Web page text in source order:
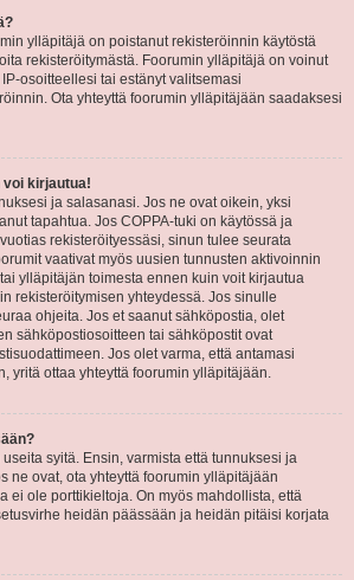
ylläpitäjä on poistanut rekisteröinnin käytöstä
rekisteröitymästä. Foorumin ylläpitäjä on voinut
osoitteellesi tai estänyt valitsemasi
Ota yhteyttä foorumin ylläpitäjään saadaksesi
voi kirjautua!
ja salasanasi. Jos ne ovat oikein, yksi
tapahtua. Jos COPPA-tuki on käytössä ja
rekisteröityessäsi, sinun tulee seurata
vaativat myös uusien tunnusten aktivoinnin
ylläpitäjän toimesta ennen kuin voit kirjautua
rekisteröitymisen yhteydessä. Jos sinulle
ohjeita. Jos et saanut sähköpostia, olet
sähköpostiosoitteen tai sähköpostit ovat
Jos olet varma, että antamasi
yritä ottaa yhteyttä foorumin ylläpitäjään.
syitä. Ensin, varmista että tunnuksesi ja
ne ovat, ota yhteyttä foorumin ylläpitäjään
ei ole porttikieltoja. On myös mahdollista, että
heidän päässään ja heidän pitäisi korjata